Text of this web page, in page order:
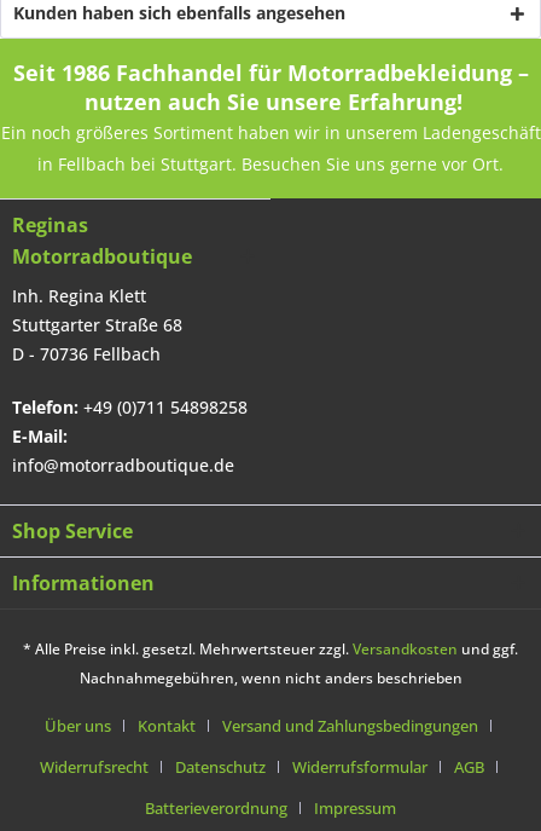
Kunden haben sich ebenfalls angesehen
Seit 1986 Fachhandel für Motorradbekleidung –
nutzen auch Sie unsere Erfahrung!
Ein noch größeres Sortiment haben wir in unserem Ladengeschäft
in Fellbach bei Stuttgart. Besuchen Sie uns gerne vor Ort.
Reginas
Motorradboutique
Inh. Regina Klett
Stuttgarter Straße 68
D - 70736 Fellbach
Telefon: +49 (0)711 54898258
E-Mail:
info@motorradboutique.de
Shop Service
Informationen
* Alle Preise inkl. gesetzl. Mehrwertsteuer zzgl.Versandkosten und ggf.
Nachnahmegebühren, wenn nicht anders beschrieben
Über uns Kontakt
Versand und Zahlungsbedingungen
Widerrufsrecht
Datenschutz Widerrufsformular
AGB
Batterieverordnung
Impressum